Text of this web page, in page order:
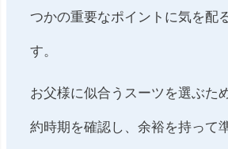
つかの重要なポイントに気を配
す。
お父様に似合うスーツを選ぶた
約時期を確認し、余裕を持って